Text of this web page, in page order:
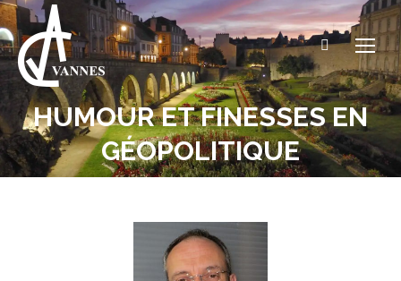
Recherche
:
HUMOUR ET FINESSES EN
GÉOPOLITIQUE
Vous êtes ici :